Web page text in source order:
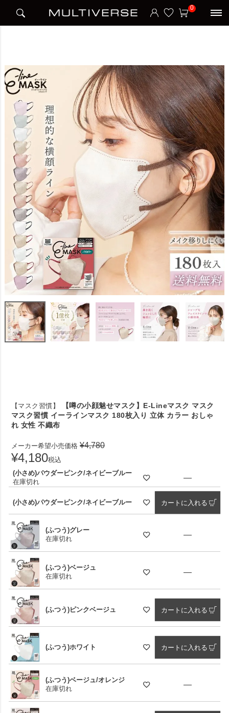
0
【噂の小顔魅せマスク】E-Lineマスク マスク マスク習慣 イーラインマスク 180枚入
【マスク習慣】
【噂の小顔魅せマスク】E-Lineマスク マスク
マスク習慣 イーラインマスク 180枚入り 立体 カラー おしゃ
れ 女性 不織布
メーカー希望小売価格 ¥4,780
¥4,180税込
(小さめ)パウダーピンク/ネイビーブルー
在庫切れ
—
(小さめ)パウダーピンク/ネイビーブルー カートに入れる
(ふつう)グレー
在庫切れ
—
(ふつう)ベージュ
在庫切れ
—
(ふつう)ピンクベージュ カートに入れる
(ふつう)ホワイト カートに入れる
(ふつう)ベージュ/オレンジ
在庫切れ
—